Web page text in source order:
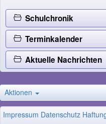
Schulchronik
Terminkalender
Aktuelle Nachrichten
Aktionen
Impressum Datenschutz